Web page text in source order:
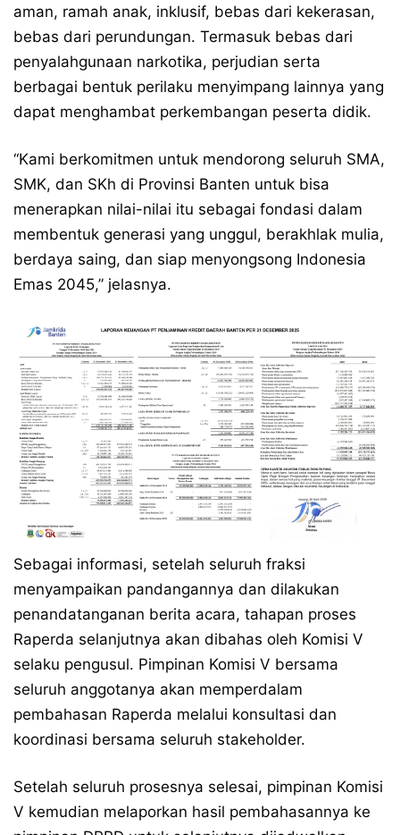
aman, ramah anak, inklusif, bebas dari kekerasan,
bebas dari perundungan. Termasuk bebas dari
penyalahgunaan narkotika, perjudian serta
berbagai bentuk perilaku menyimpang lainnya yang
dapat menghambat perkembangan peserta didik.
“Kami berkomitmen untuk mendorong seluruh SMA,
SMK, dan SKh di Provinsi Banten untuk bisa
menerapkan nilai-nilai itu sebagai fondasi dalam
membentuk generasi yang unggul, berakhlak mulia,
berdaya saing, dan siap menyongsong Indonesia
Emas 2045,” jelasnya.
Sebagai informasi, setelah seluruh fraksi
menyampaikan pandangannya dan dilakukan
penandatanganan berita acara, tahapan proses
Raperda selanjutnya akan dibahas oleh Komisi V
selaku pengusul. Pimpinan Komisi V bersama
seluruh anggotanya akan memperdalam
pembahasan Raperda melalui konsultasi dan
koordinasi bersama seluruh stakeholder.
Setelah seluruh prosesnya selesai, pimpinan Komisi
V kemudian melaporkan hasil pembahasannya ke